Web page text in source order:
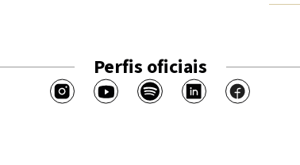
Perfis oficiais